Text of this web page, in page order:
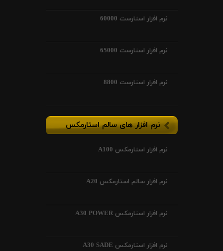
نرم افزار استارست 60000
نرم افزار استارست 65000
نرم افزار استارست 8800
نرم افزار های سالم استارمکس
نرم افزار استارمکس A100
نرم افزار سالم استارمکس A20
نرم افزار استارمکس A30 POWER
نرم افزار استارمکس A30 SADE